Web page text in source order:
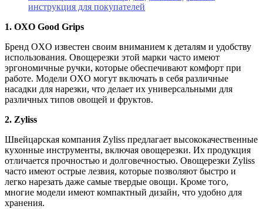
инструкция для покупателей
1. OXO Good Grips
Бренд OXO известен своим вниманием к деталям и удобству
использования. Овощерезки этой марки часто имеют
эргономичные ручки, которые обеспечивают комфорт при
работе. Модели OXO могут включать в себя различные
насадки для нарезки, что делает их универсальными для
различных типов овощей и фруктов.
2. Zyliss
Швейцарская компания Zyliss предлагает высококачественные
кухонные инструменты, включая овощерезки. Их продукция
отличается прочностью и долговечностью. Овощерезки Zyliss
часто имеют острые лезвия, которые позволяют быстро и
легко нарезать даже самые твердые овощи. Кроме того,
многие модели имеют компактный дизайн, что удобно для
хранения.